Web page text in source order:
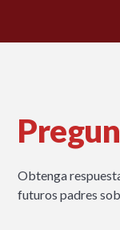
Obtenga
futuros padres